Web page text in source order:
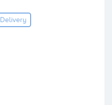
Delivery